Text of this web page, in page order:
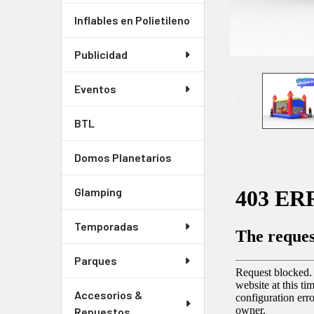
Inflables en Polietileno
Publicidad
Eventos
BTL
Domos Planetarios
Glamping
Temporadas
Parques
Accesorios &